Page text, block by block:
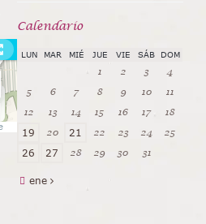
Calendarío
LUN MAR MIÉ JUE VIE SÁB DOM
1 2 3
4
5
6 7 8 9 10
11
12
13 14 15 16 17 18
19 20 21 22 23 24 25
26 27 28 29 30 31
ene